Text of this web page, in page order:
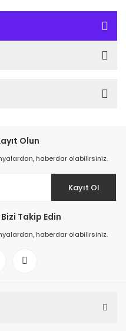
Olun
haberdar olabilirsiniz.
Kayıt Ol
Takip Edin
haberdar olabilirsiniz.